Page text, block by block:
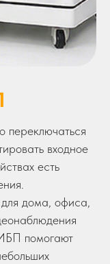
переключаться
входное
есть
дома, офиса,
помогают